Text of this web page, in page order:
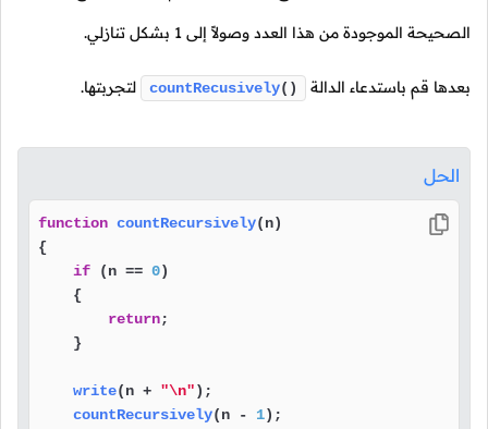
الصحيحة الموجودة من هذا العدد وصولاً إلى 1 بشكل تنازلي.
بعدها قم باستدعاء الدالة countRecusively() لتجربتها.
الحل
function countRecursively(n)
{
if (n == 0)
    {
return;
    }
write(n + "\n");
countRecursively(n - 1);